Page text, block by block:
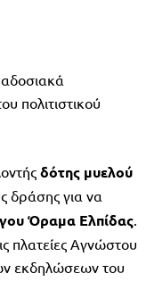
πολιτιστικού
δότης μυελού
δράσης για να
Όραμα Ελπίδας
πλατείες Αγνώστου
εκδηλώσεων του